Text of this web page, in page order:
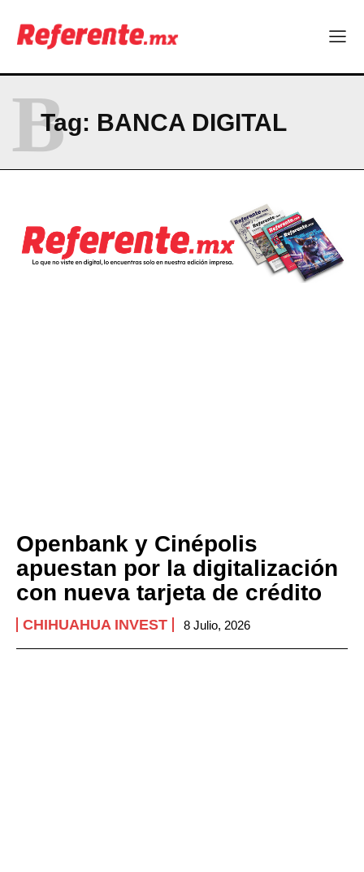
Tag: BANCA DIGITAL
B
Openbank y Cinépolis
apuestan por la digitalización
con nueva tarjeta de crédito
CHIHUAHUA INVEST 8 Julio, 2026